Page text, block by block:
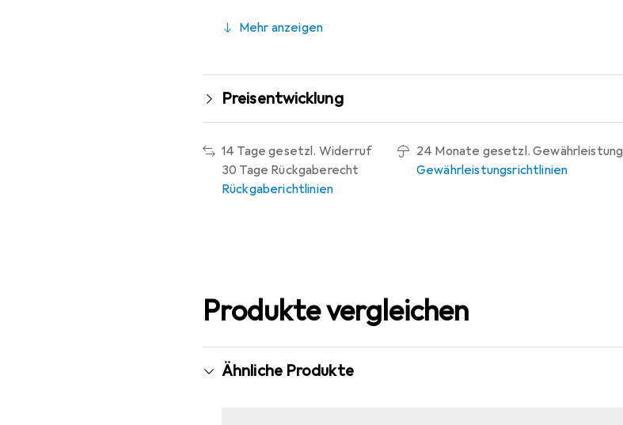
Mehr anzeigen
Preisentwicklung
14 Tage gesetzl. Widerruf
30 Tage Rückgaberecht
Rückgaberichtlinien
24 Monate gesetzl. Gewährleistung
Gewährleistungsrichtlinien
Produkte vergleichen
Ähnliche Produkte